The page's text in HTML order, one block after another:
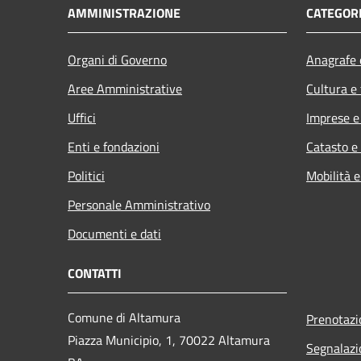
AMMINISTRAZIONE
Organi di Governo
Aree Amministrative
Uffici
Enti e fondazioni
Politici
Personale Amministrativo
Documenti e dati
Cultura
Imprese
Catasto
Mobilità
CONTATTI
Comune di Altamura
Piazza Municipio, 1, 70022 Altamura